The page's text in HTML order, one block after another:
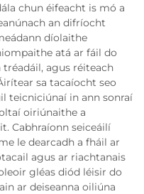
chun éifeacht is mó a
an difríocht
díolaithe
atá ar fáil do
agus réiteach
sa tacaíocht seo
teicniciúnaí in ann sonraí
oiriúnaithe a
Cabhraíonn seiceáilí
le dearcadh a fháil ar
agus ar riachtanais
gléas diód léisir do
ar deiseanna oiliúna